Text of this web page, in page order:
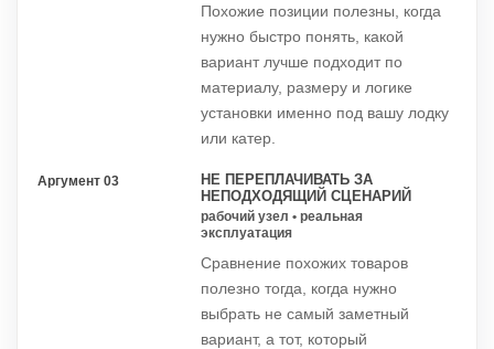
Похожие позиции полезны, когда
нужно быстро понять, какой
вариант лучше подходит по
материалу, размеру и логике
установки именно под вашу лодку
или катер.
Аргумент 03
НЕ ПЕРЕПЛАЧИВАТЬ ЗА
НЕПОДХОДЯЩИЙ СЦЕНАРИЙ
рабочий узел • реальная
эксплуатация
Сравнение похожих товаров
полезно тогда, когда нужно
выбрать не самый заметный
вариант, а тот, который